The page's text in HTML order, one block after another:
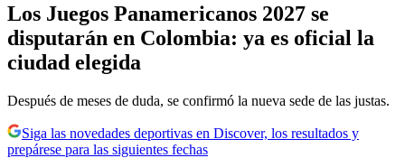
Los Juegos Panamericanos 2027 se
disputarán en Colombia: ya es oficial la
ciudad elegida
Después de meses de duda, se confirmó la nueva sede de las justas.
Siga las novedades deportivas en Discover, los resultados y
prepárese para las siguientes fechas